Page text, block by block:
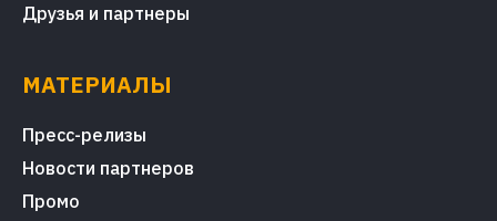
Друзья и партнеры
МАТЕРИАЛЫ
Пресс-релизы
Новости партнеров
Промо